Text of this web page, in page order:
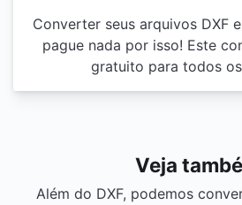
Converter seus arquivos DXF
pague nada por isso! Este
gratuito para todos
Veja
Além do DXF, podemos